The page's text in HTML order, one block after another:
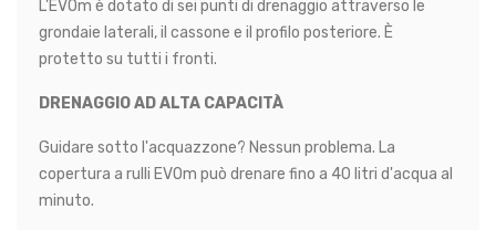
L'EVOm è dotato di sei punti di drenaggio attraverso le
grondaie laterali, il cassone e il profilo posteriore. È
protetto su tutti i fronti.
DRENAGGIO AD ALTA CAPACITÀ
Guidare sotto l'acquazzone? Nessun problema. La
copertura a rulli EVOm può drenare fino a 40 litri d'acqua al
minuto.